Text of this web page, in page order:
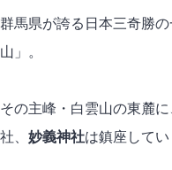
群馬県が誇る日本三奇勝
山」。
その主峰・白雲山の東麓
社、 妙義神社は鎮座してい